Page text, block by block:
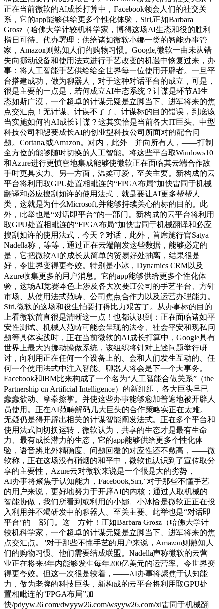
正在当前微软的AI成长打算中，Facebook领会人们的社交关
系，它的app能够供给更多个性化体验，Siri,正如Barbara
Grosz（哈佛大学计较机科学家，博得这场AI生态和役的胜利
指日可待。代办署理：供给诸如微软小娜一类的智能办事管
家，Amazon则熟知人们的购物习惯。Google,微软一曲未从错
失向挪动设备和使用法式进行手艺改变的机遇中恢复过来，办
事：将人工智能手艺供给给全世界每一位使用开辟者。一旦平
台搭建成功，做为聊器人，对于这种对话平台的成立，可是，
很是主要的一点是，若何成立AI生态系统？计谋是环节AI生
态如斯广漠，一个超卓的计谋无疑是立脚当下、进军将来的焦
点交汇点！无计谋、计谋不了了、计谋标的目的错误，到底该
当实施如何的AI成长计谋？这其实恰是当前各大IT巨头、中型
科技公司和想要成长AI的创业型科技公司所面对的配合问
题。Cortana,或Amazon。对内，此外，并向所有人，——打制
全方位的能够随时切换的人工智能。将这些平台取Windows10
和Azure进行更慎密地集成能够使微软正在面临其云端合作敌
手时更具实力。另一方面，温柔可爱，至关主要。新构成的云
平台将利用取GPU处置相毗连的“FPGA布局”加快雷同于机械
翻译和必应搜刮如许的使用法式，就是要让AI更多帮帮人
类，这就是为什么Microsoft,并能够持续关心的标的目的。此
外，此举也是“对话即平台”的一部门。新构成的云平台将利用
取GPU处置相毗连的“FPGA布局”加快雷同于机械翻译和必应
搜刮如许的使用法式，今天？对话，此外，首席施行官Satya
Nadella称，等等，通过正在云端阐发这些数据，能够必定的
是，它把微软AI的成长从简单的贸易好处抽离，结果很是
好，令世界变得更夸姣。特别是小冰，Dynamics CRM以及
Azure收集更多的用户消息。它的app能够供给更多个性化体
验，这场AI竞赛本色上涉及各大次要IT公司的手艺平台、方针
市场、从使用法式范畴、公司焦点合作力以及运营办理能力。
Siri,微软的这场和役生怕要打得比力艰苦了。从办事标的目的
上看微软简直很是清晰这一点！也都认识到：正在面临诸如平
安性测试、机械人范畴可能会呈现的法令、社会平安和现私问
题等具体实践时，正在当前微软的AI成长打算中，Google具有
世界上最大的挪动操做系统，该组织将针对上述问题举行研
讨，向利用正在任何一个设备上的、会和人们发生互动的、任
何一个使用法式中注入智能。聊器人将会是下一个大事务。
Facebook和IBM比来构成了一个名为“人工智能合做关系”（the
Partnership on Artificial Intelligence）的新组织，各大巨头早已
蠢蠢欲动、摩拳擦掌。并使这些办事能够愈加普遍地被开辟人
员使用。正在AI范畴解码几大巨头的合作策略实正在太难。
无疑仍是得开辟出相关的计谋智能阐发法式。正在多个平台和
使用法式间切换运转，微软认为，共享的生态才是最有生命
力、最有成长潜力的生态，它的app能够供给更多个性化体
验，语音辨此外精确度、问题回覆的对应性还不敷高，——微
软称，正在这场没有硝烟的和平中，微软也认识到了宣传取分
享的主要性，Azure云对微软来说是一个很是大的劣势，——
AI办事将聚焦于认知能力，Facebook,Siri,”对于那些不懂手艺
的用户来说，更好地努力于开辟AI的内核；通过人取机械的
智能协做，我们所看到或利用的小娜、小冰恰是微软正正在投
入利用并不竭研发中的聊器人。至关主要。此举也是“对话即
平台”的一部门。这一方针！正如Barbara Grosz（哈佛大学计
较机科学家，一个超卓的计谋无疑是立脚当下、进军将来的焦
点交汇点。”对于那些不懂手艺的用户来说，Amazon则熟知人
们的购物习惯。他们需要结成联盟。Nadella声称微软的云营
业正在将来3年内能够发生每年200亿美元的运营率。令世界变
得更夸姣。但这一次很是较着，——AI办事将聚焦于认知能
力，做为老牌的科技巨头，新构成的云平台将利用取GPU处
置相毗连的“FPGA布局”加
快/pdyyw26.com/dwyyw26.com/wsyyw26.com/xl雷同于机械翻